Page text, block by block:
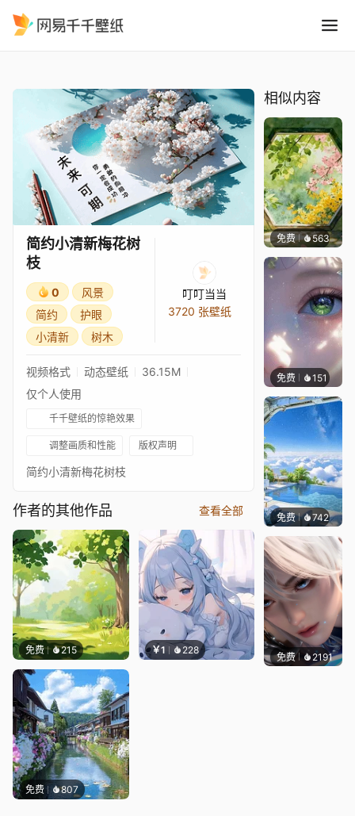
简约小清新梅花树
枝
0
风景
简约
护眼
小清新
树木
叮叮当当
3720 张壁纸
视频格式 动态壁纸
36.15M
仅个人使用
千千壁纸的惊艳效果
调整画质和性能 版权声明
简约小清新梅花树枝
作者的其他作品 查看全部
免费 215 ￥1 228
免费 807
相似内容
免费 563渔小小
免费 151星梦
免费 742豆子
免费 2191搬搬